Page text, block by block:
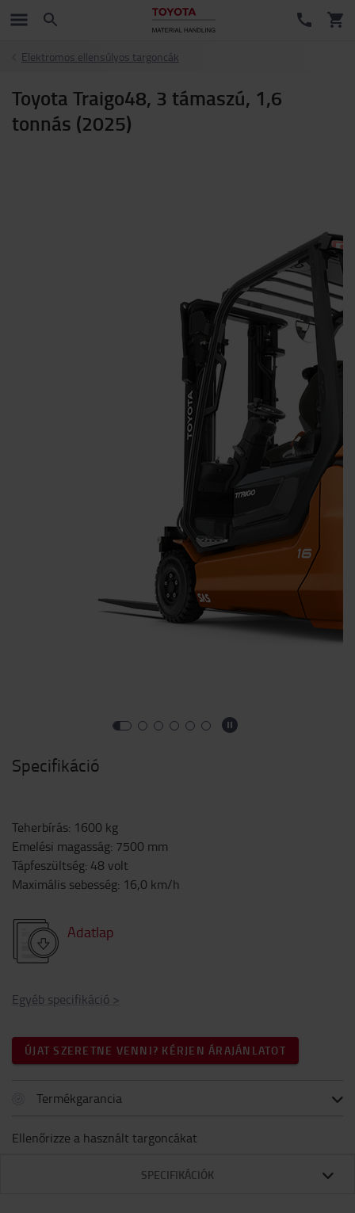
Elektromos ellensúlyos targoncák
Toyota Traigo48, 3 támaszú, 1,6
tonnás (2025)
Specifikáció
Teherbírás: 1600 kg
Emelési magasság: 7500 mm
Tápfeszültség: 48 volt
Maximális sebesség: 16,0 km/h
Adatlap
Egyéb specifikáció >
ÚJAT SZERETNE VENNI? KÉRJEN ÁRAJÁNLATOT
Termékgarancia
Ellenőrizze a használt targoncákat
SPECIFIKÁCIÓK